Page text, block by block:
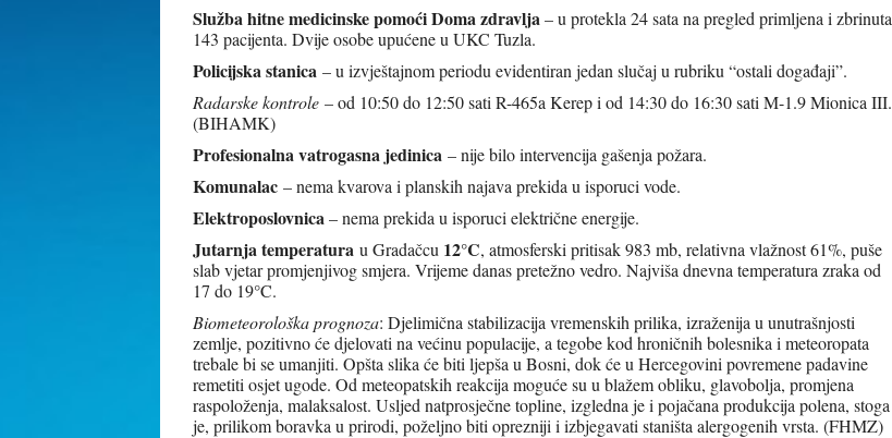
Služba hitne medicinske pomoći Doma zdravlja– u protekla 24 sata na pregled primljena i zbrinuta
143 pacijenta. Dvije osobe upućene u UKC Tuzla.
Policijska stanica – u izvještajnom periodu evidentiran jedan slučaj u rubriku “ostali događaji”.
Radarske kontrole – od 10:50 do 12:50 sati R-465a Kerep i od 14:30 do 16:30 sati M-1.9 Mionica III.
(BIHAMK)
Profesionalna vatrogasna jedinica – nije bilo intervencija gašenja požara.
Komunalac – nema kvarova i planskih najava prekida u isporuci vode.
Elektroposlovnica– nema prekida u isporuci električne energije.
Jutarnja temperatura u Gradačcu 12°C, atmosferski pritisak 983 mb, relativna vlažnost 61%, puše
slab vjetar promjenjivog smjera. Vrijeme danas pretežno vedro. Najviša dnevna temperatura zraka od
17 do 19°C.
Biometeorološka prognoza: Djelimična stabilizacija vremenskih prilika, izraženija u unutrašnjosti
zemlje, pozitivno će djelovati na većinu populacije, a tegobe kod hroničnih bolesnika i meteoropata
trebale bi se umanjiti. Opšta slika će biti ljepša u Bosni, dok će u Hercegovini povremene padavine
remetiti osjet ugode. Od meteopatskih reakcija moguće su u blažem obliku, glavobolja, promjena
raspoloženja, malaksalost. Usljed natprosječne topline, izgledna je i pojačana produkcija polena, stoga
je, prilikom boravka u prirodi, poželjno biti oprezniji i izbjegavati staništa alergogenih vrsta. (FHMZ)